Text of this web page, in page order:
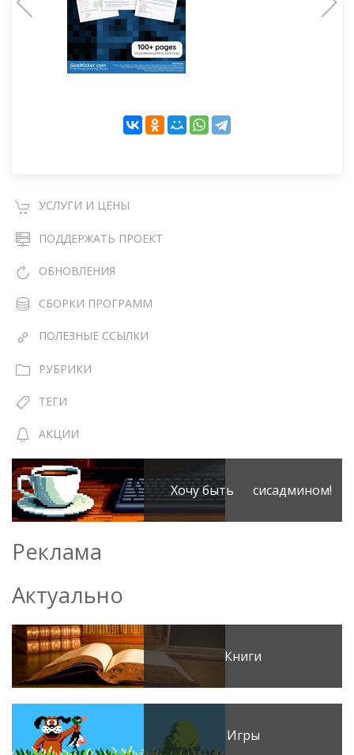
УСЛУГИ И ЦЕНЫ
ПОДДЕРЖАТЬ ПРОЕКТ
ОБНОВЛЕНИЯ
СБОРКИ ПРОГРАММ
ПОЛЕЗНЫЕ ССЫЛКИ
РУБРИКИ
ТЕГИ
АКЦИИ
Хочу быть сисадмином!
Реклама
Актуально
Книги
Игры